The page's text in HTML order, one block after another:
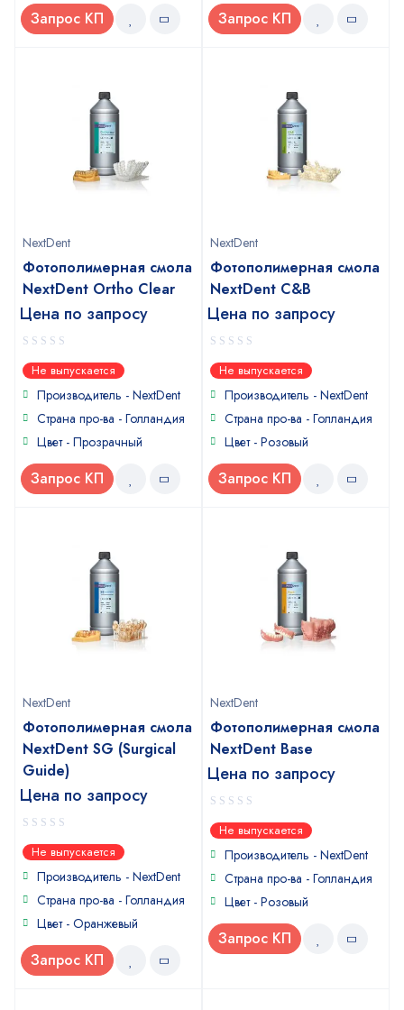
Запрос КП Запрос КП
NextDent
Фотополимерная смола
NextDent Ortho Clear
Цена по запросу
0
out
of
Не выпускается
Производитель - NextDent
Страна про-ва - Голландия
Цвет - Прозрачный
Запрос КП
NextDent
Фотополимерная смола
NextDent C&B
Цена по запросу
0
out
of
Не выпускается
Производитель - NextDent
Страна про-ва - Голландия
Цвет - Розовый
Запрос КП
NextDent
Фотополимерная смола
NextDent SG (Surgical
Guide)
Цена по запросу
0
out
of
Не выпускается
Производитель - NextDent
Страна про-ва - Голландия
Цвет - Оранжевый
Запрос КП
NextDent
Фотополимерная смола
NextDent Base
Цена по запросу
0
out
of
Не выпускается
Производитель - NextDent
Страна про-ва - Голландия
Цвет - Розовый
Запрос КП